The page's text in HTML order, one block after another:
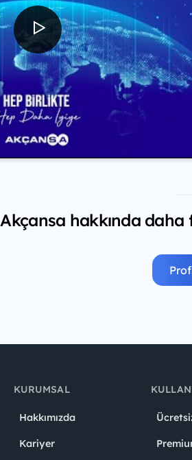
Akçansa hakkında
KURUMSAL
Hakkımızda
Kariyer